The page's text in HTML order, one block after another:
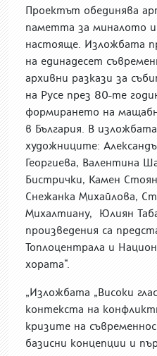
Проектът обединява
паметта за миналото и
настояще. Изложбата
на единадесет
архивни разкази за
на Русе през 80-те
формирането на
в България. В
художниците:
Георгиева, Валентина
Бистрички, Камен
Снежанка Михайлова,
Михалтиану, Юлиян
произведения са
Топлоцентрала и
хората“.
„Изложбата „Високи
контекста на
кризите на
базисни концепции и